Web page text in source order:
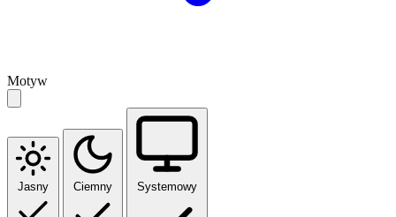
Motyw
Jasny Ciemny Systemowy